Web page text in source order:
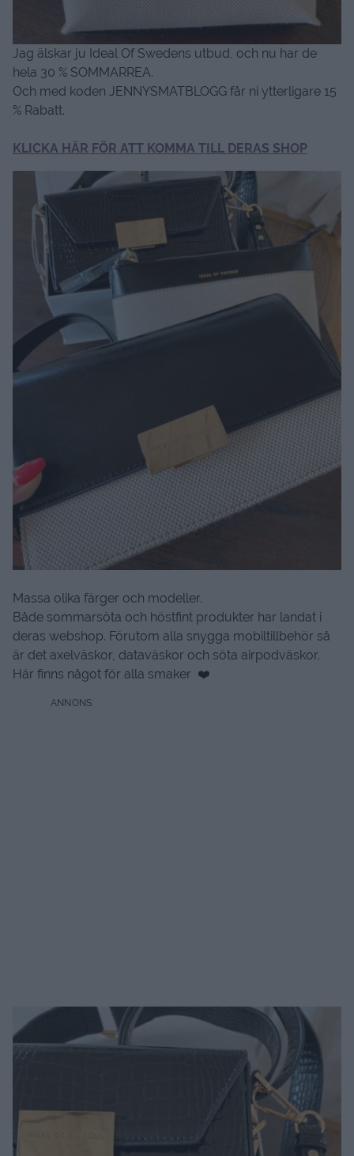
Jag älskar ju Ideal Of Swedens utbud, och nu har de
hela 30 % SOMMARREA.
Och med koden JENNYSMATBLOGG får ni ytterligare 15
% Rabatt.
KLICKA HÄR FÖR ATT KOMMA TILL DERAS SHOP
Massa olika färger och modeller.
Både sommarsöta och höstfint produkter har landat i
deras webshop. Förutom alla snygga mobiltillbehör så
är det axelväskor, dataväskor och söta airpodväskor.
Här finns något för alla smaker ❤️